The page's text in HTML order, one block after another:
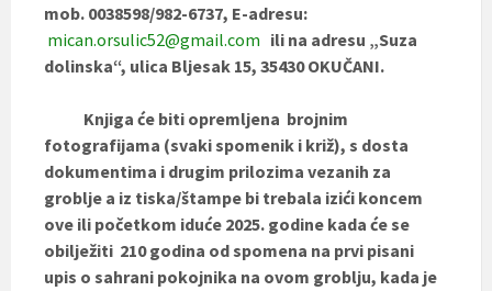
mob. 0038598/982-6737, E-adresu:
mican.orsulic52@gmail.com ili na adresu „Suza
dolinska“, ulica Bljesak 15, 35430 OKUČANI.
Knjiga će biti opremljena brojnim
fotografijama (svaki spomenik i križ), s dosta
dokumentima i drugim prilozima vezanih za
groblje a iz tiska/štampe bi trebala izići koncem
ove ili početkom iduće 2025. godine kada će se
obilježiti 210 godina od spomena na prvi pisani
upis o sahrani pokojnika na ovom groblju, kada je